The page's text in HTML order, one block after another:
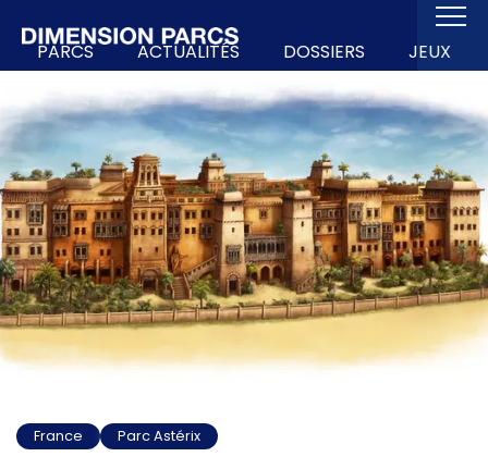
PARCS ACTUALITÉS DOSSIERS JEUX
France Parc Astérix